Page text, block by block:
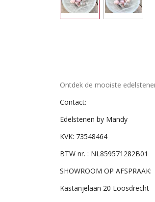
Ontdek de mooiste
Contact:
Edelstenen by Mandy
KVK: 73548464
BTW nr. : NL859571282B01
SHOWROOM OP AFSPRAAK:
Kastanjelaan 20 Loosdrecht